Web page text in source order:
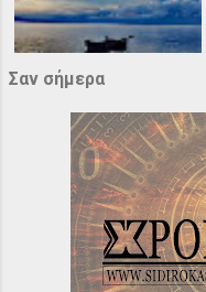
Σαν σήμερα